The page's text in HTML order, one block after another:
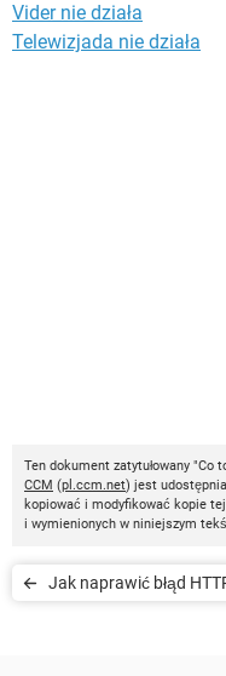
Vider nie działa
Telewizjada nie działa
Ten dokument zatytułowany "Co
CCM (pl.ccm.net) jest
kopiować i modyfikować kopie
i wymienionych w niniejszym
Jak naprawić błąd